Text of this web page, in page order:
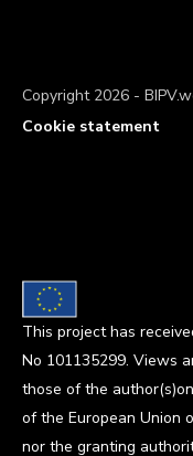
Copyright 2026 -
Cookie statement
This project has
No 101135299. Views
those of the
of the European Union
nor the granting